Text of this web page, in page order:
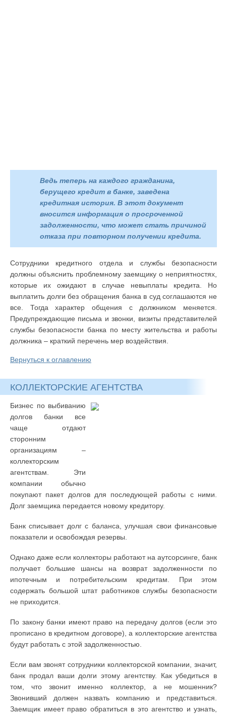
Ведь теперь на каждого гражданина,
берущего кредит в банке, заведена
кредитная история. В этот документ
вносится информация о просроченной
задолженности, что может стать причиной
отказа при повторном получении кредита.
Сотрудники кредитного отдела и службы безопасности
должны объяснить проблемному заемщику о неприятностях,
которые их ожидают в случае невыплаты кредита. Но
выплатить долги без обращения банка в суд соглашаются не
все. Тогда характер общения с должником меняется.
Предупреждающие письма и звонки, визиты представителей
службы безопасности банка по месту жительства и работы
должника – краткий перечень мер воздействия.
Вернуться к оглавлению
КОЛЛЕКТОРСКИЕ АГЕНТСТВА
Бизнес по выбиванию
долгов банки все
чаще отдают
сторонним
организациям –
коллекторским
агентствам. Эти
компании обычно
покупают пакет долгов для последующей работы с ними.
Долг заемщика передается новому кредитору.
Банк списывает долг с баланса, улучшая свои финансовые
показатели и освобождая резервы.
Однако даже если коллекторы работают на аутсорсинге, банк
получает большие шансы на возврат задолженности по
ипотечным и потребительским кредитам. При этом
содержать большой штат работников службы безопасности
не приходится.
По закону банки имеют право на передачу долгов (если это
прописано в кредитном договоре), а коллекторские агентства
будут работать c этой задолженностью.
Если вам звонят сотрудники коллекторской компании, значит,
банк продал ваши долги этому агентству. Как убедиться в
том, что звонит именно коллектор, а не мошенник?
Звонивший должен назвать компанию и представиться.
Заемщик имеет право обратиться в это агентство и узнать,